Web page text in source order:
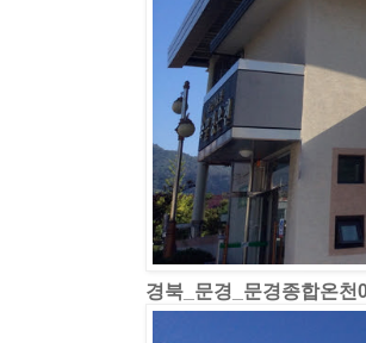
경북_문경_문경종합온천